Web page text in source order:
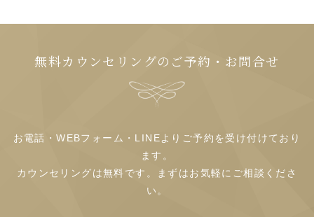
無料カウンセリングのご予約・お問合せ
お電話・WEBフォーム・LINEよりご予約を受け付けており
ます。
カウンセリングは無料です。まずはお気軽にご相談くださ
い。